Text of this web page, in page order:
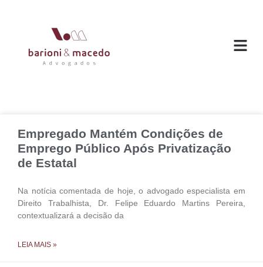
Empregado Mantém Condições de
Emprego Público Após Privatização
de Estatal
Na notícia comentada de hoje, o advogado especialista em
Direito Trabalhista, Dr. Felipe Eduardo Martins Pereira,
contextualizará a decisão da
LEIA MAIS »